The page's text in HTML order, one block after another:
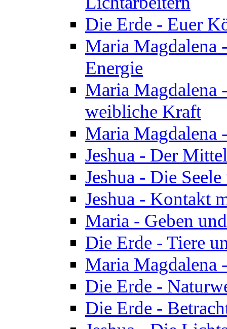
Die Erde - Euer
Maria Magdalena
Energie
Maria Magdalena
weibliche Kraft
Maria Magdalena
Jeshua - Der
Jeshua - Die
Jeshua - Kontakt
Maria - Geben
Die Erde - Tiere
Maria Magdalena
Die Erde -
Die Erde -